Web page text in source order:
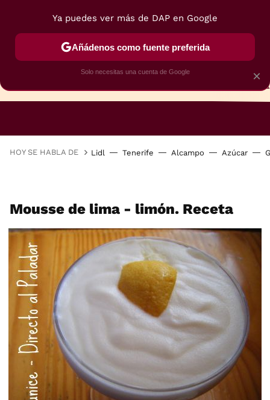
HOY SE HABLA DE Lidl Tenerife Alcampo Azúcar
Mousse de lima - limón. Receta
×
Ya puedes ver más de DAP en Google
Añádenos como fuente preferida
Solo necesitas una cuenta de Google